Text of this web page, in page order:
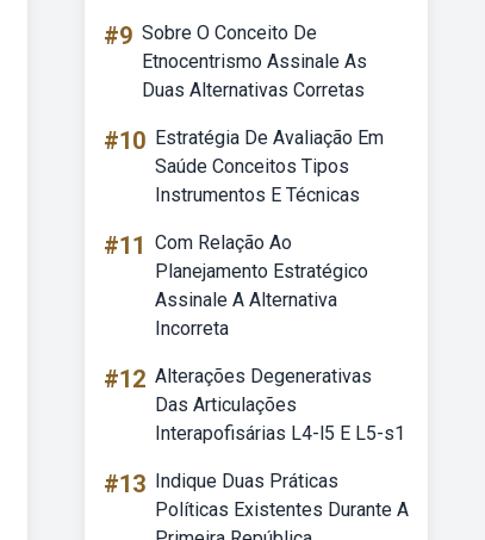
#9 Sobre O Conceito De
Etnocentrismo Assinale As
Duas Alternativas Corretas
#10 Estratégia De Avaliação Em
Saúde Conceitos Tipos
Instrumentos E Técnicas
#11 Com Relação Ao
Planejamento Estratégico
Assinale A Alternativa
Incorreta
#12 Alterações Degenerativas
Das Articulações
Interapofisárias L4-l5 E L5-s1
#13 Indique Duas Práticas
Políticas Existentes Durante A